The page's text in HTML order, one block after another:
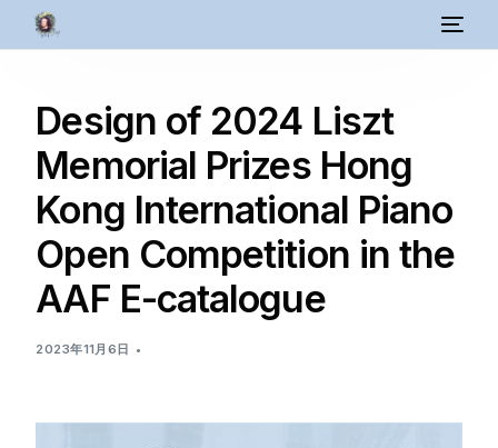
Design of 2024 Liszt
Memorial Prizes Hong
Kong International Piano
Open Competition in the
AAF E-catalogue
2023年11月6日